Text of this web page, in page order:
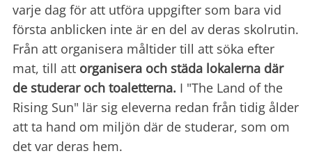
varje dag för att utföra uppgifter som bara vid
första anblicken inte är en del av deras skolrutin.
Från att organisera måltider till att söka efter
mat, till att organisera och städa lokalerna där
de studerar och toaletterna. I "The Land of the
Rising Sun" lär sig eleverna redan från tidig ålder
att ta hand om miljön där de studerar, som om
det var deras hem.